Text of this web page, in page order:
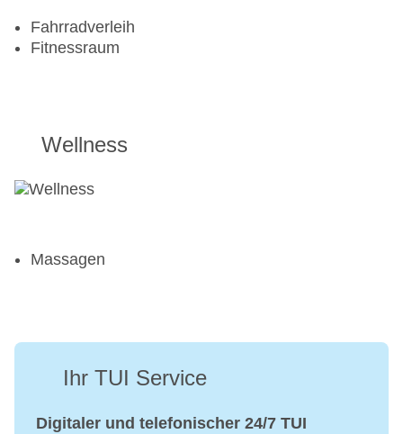
Fahrradverleih
Fitnessraum
Wellness
Massagen
Ihr TUI Service
Digitaler und telefonischer 24/7 TUI